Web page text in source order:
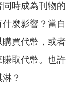
時成為刊物的
麼影響？當自
買代幣，或者
取代幣。也許
？